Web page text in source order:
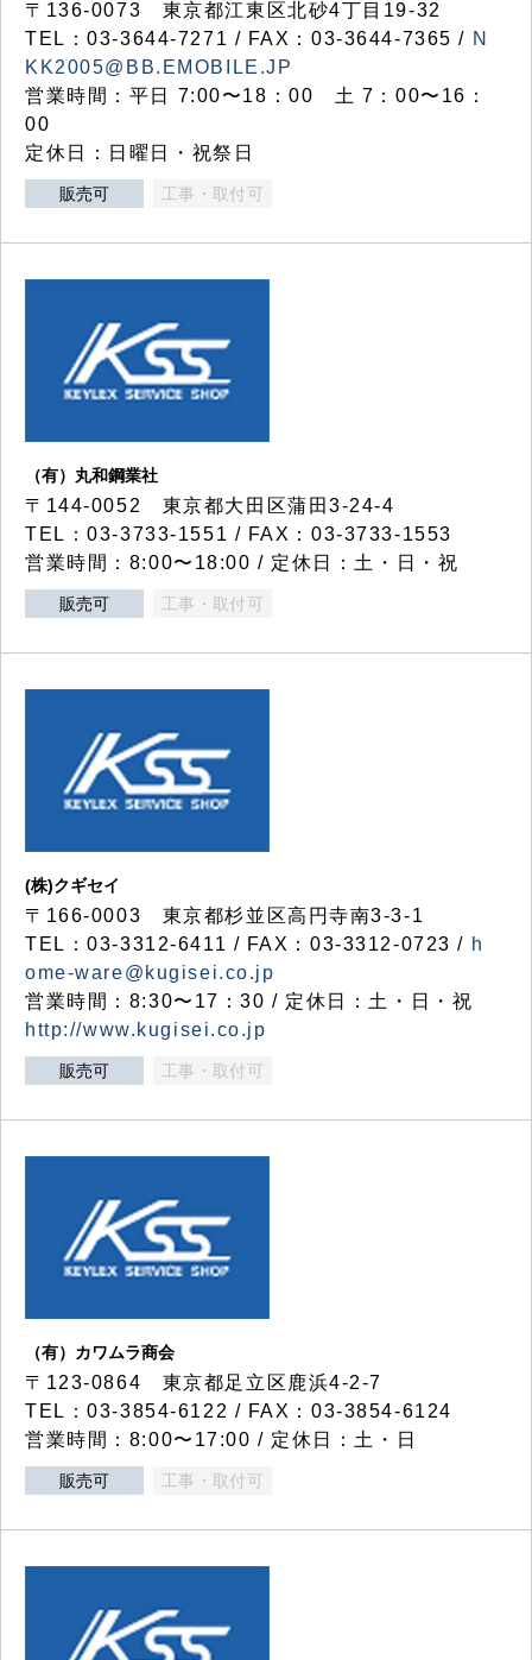
〒136-0073 東京都江東区北砂4丁目19-32
TEL：03‐3644‐7271 / FAX：03-3644-7365 / N
KK2005@BB.EMOBILE.JP
営業時間：平日 7:00〜18：00 土 7：00〜16：
00
定休日：日曜日・祝祭日
販売可 工事・取付可
（有）丸和鋼業社
〒144-0052 東京都大田区蒲田3-24-4
TEL：03-3733-1551 / FAX：03-3733-1553
営業時間：8:00〜18:00 / 定休日：土・日・祝
販売可 工事・取付可
(株)クギセイ
〒166-0003 東京都杉並区高円寺南3-3-1
TEL：03-3312-6411 / FAX：03-3312-0723 / h
ome-ware@kugisei.co.jp
営業時間：8:30〜17：30 / 定休日：土・日・祝
http://www.kugisei.co.jp
販売可 工事・取付可
（有）カワムラ商会
〒123-0864 東京都足立区鹿浜4-2-7
TEL：03-3854-6122 / FAX：03-3854-6124
営業時間：8:00〜17:00 / 定休日：土・日
販売可 工事・取付可